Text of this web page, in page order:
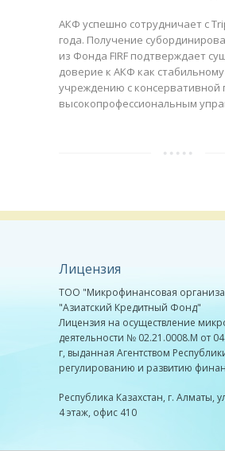
АКФ успешно сотрудничает с
года. Получение
из Фонда FIRF подтверждает
доверие к АКФ как
учреждению с консервативной
высокопрофессиональным
Лицензия
ТОО "Микрофинансовая
"Азиатский Кредитный Фонд"
Лицензия на осуществление
деятельности № 02.21.0008.М от
г, выданная Агентством
регулированию и развитию
Республика Казахстан, г. Алматы,
4 этаж, офис 410